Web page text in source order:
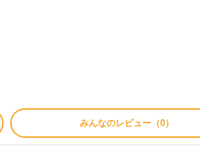
みんなのレビュー（0）